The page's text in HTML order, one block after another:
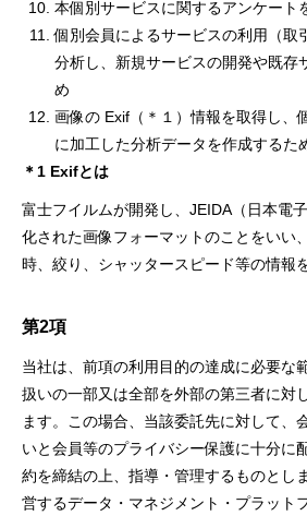
本個別サービスに関するアンケート
個別会員によるサービスの利⽤（取
分析し、新規サービスの開発や既存
め
画像の Exif（＊１）情報を取得し、
に加⼯した分析データを作成するた
＊1 Exifとは
富⼠フイルムが開発し、JEIDA（⽇本電
化された画像フォーマットのことをいい
時、絞り、シャッタースピード等の情報
第2項
当社は、前項の利⽤⽬的の達成に必要な
扱いの⼀部⼜は全部を外部の第三者に対
ます。この場合、当該委託先に対して、
いと会員等のプライバシー保護に⼗分に
約を締結の上、指導・管理するものとし
営するデータ・マネジメント・プラット